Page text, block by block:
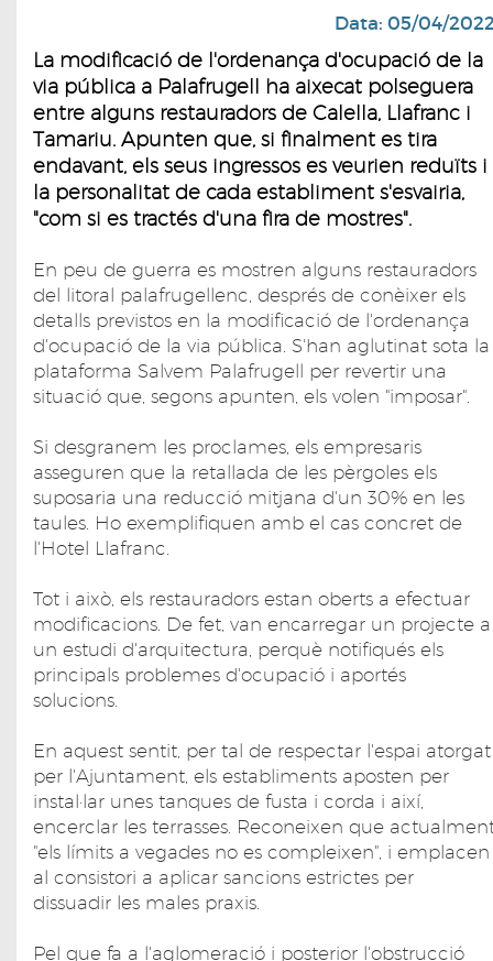
Data: 05/04/
La modificació de l'ordenança d'ocupació de la
via pública a Palafrugell ha aixecat polseguera
entre alguns restauradors de Calella, Llafranc i
Tamariu. Apunten que, si finalment es tira
endavant, els seus ingressos es veurien reduïts i
la personalitat de cada establiment s'esvairia,
"com si es tractés d'una fira de mostres".
En peu de guerra es mostren alguns restauradors
del litoral palafrugellenc, després de conèixer els
detalls previstos en la modificació de l'ordenança
d'ocupació de la via pública. S'han aglutinat sota la
plataforma Salvem Palafrugell per revertir una
situació que, segons apunten, els volen "imposar".
Si desgranem les proclames, els empresaris
asseguren que la retallada de les pèrgoles els
suposaria una reducció mitjana d'un 30% en les
taules. Ho exemplifiquen amb el cas concret de
l'Hotel Llafranc.
Tot i això, els restauradors estan oberts a efectuar
modificacions. De fet, van encarregar un projecte a
un estudi d'arquitectura, perquè notifiqués els
principals problemes d'ocupació i aportés
solucions.
En aquest sentit, per tal de respectar l'espai atorgat
per l'Ajuntament, els establiments aposten per
instal·lar unes tanques de fusta i corda i així,
encerclar les terrasses. Reconeixen que
"els límits a vegades no es compleixen", i emplacen
al consistori a aplicar sancions estrictes per
dissuadir les males praxis.
Pel que fa a l'aglomeració i posterior l'obstrucció